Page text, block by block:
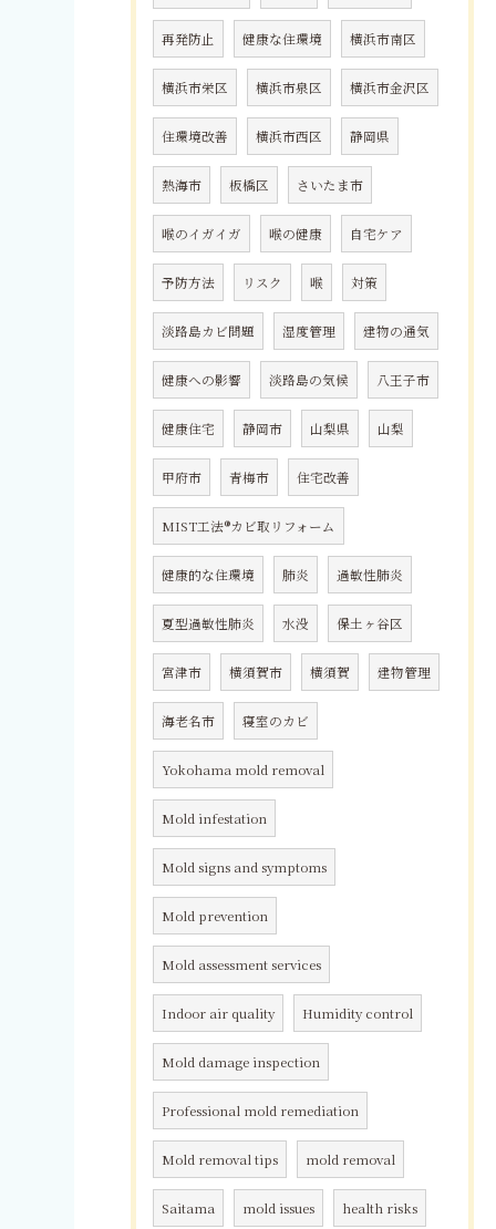
再発防止 健康な住環境 横浜市南区
横浜市栄区 横浜市泉区 横浜市金沢区
住環境改善 横浜市西区 静岡県
熱海市 板橋区 さいたま市
喉のイガイガ 喉の健康 自宅ケア
予防方法 リスク 喉 対策
淡路島カビ問題 湿度管理 建物の通気
健康への影響 淡路島の気候 八王子市
健康住宅 静岡市 山梨県 山梨
甲府市 青梅市 住宅改善
MIST工法®カビ取リフォーム
健康的な住環境 肺炎 過敏性肺炎
夏型過敏性肺炎 水没 保土ヶ谷区
宮津市 横須賀市 横須賀 建物管理
海老名市 寝室のカビ
Yokohama mold removal
Mold infestation
Mold signs and symptoms
Mold prevention
Mold assessment services
Indoor air quality Humidity control
Mold damage inspection
Professional mold remediation
Mold removal tips mold removal
Saitama mold issues health risks